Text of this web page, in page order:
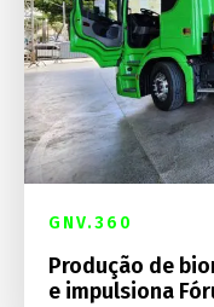
GNV.360
Produção de
e impulsiona